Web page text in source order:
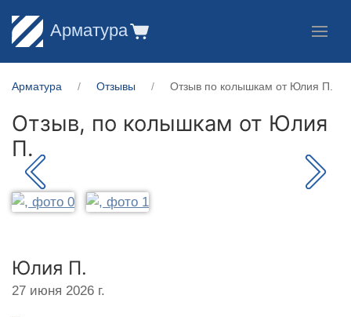
Арматура
Арматура Отзывы Отзыв по колышкам от Юлия П.
Отзыв, по колышкам от Юлия
П.
Юлия П.
27 июня 2026 г.